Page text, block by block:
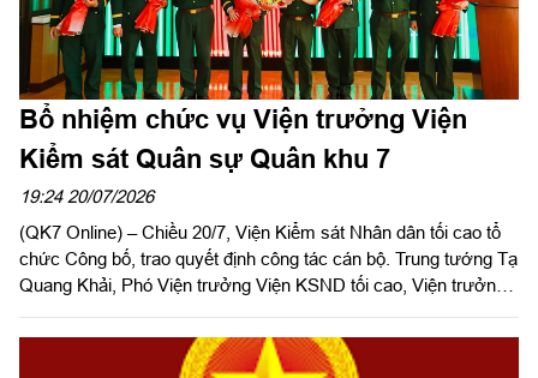
Bổ nhiệm chức vụ Viện trưởng Viện
Kiểm sát Quân sự Quân khu 7
19:24 20/07/2026
(QK7 Online) – Chiều 20/7, Viện Kiểm sát Nhân dân tối cao tổ
chức Công bố, trao quyết định công tác cán bộ. Trung tướng Tạ
Quang Khải, Phó Viện trưởng Viện KSND tối cao, Viện trưởng
nghị có Thiếu tướng Trần Ngọc Minh, Ủy viên Thường vụ Đảng
ủy, Phó Tư lệnh Quân khu 7 và Thiếu tướng Trần Đức Thắng,